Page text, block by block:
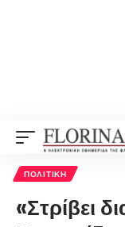
ΠΟΛΙΤΙΚΉ
«Στρίβει